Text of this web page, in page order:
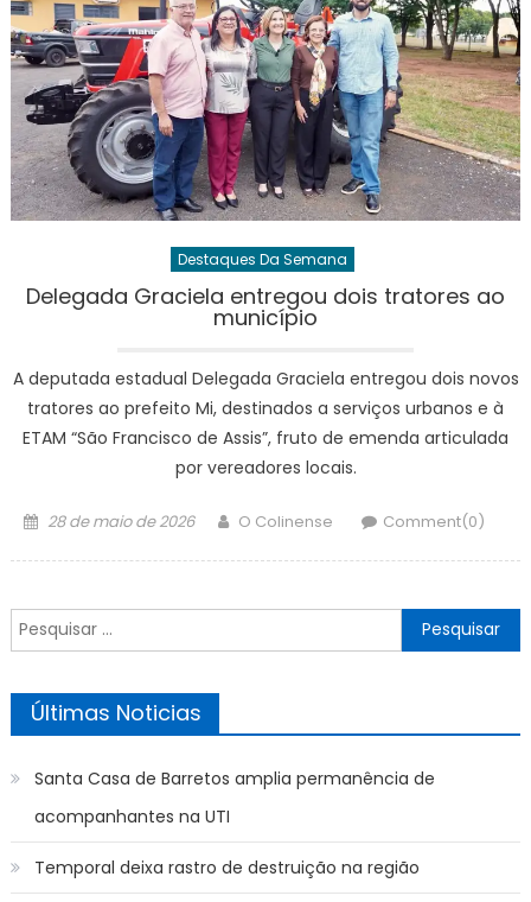
Destaques Da Semana
Delegada Graciela entregou dois tratores ao
município
A deputada estadual Delegada Graciela entregou dois novos
tratores ao prefeito Mi, destinados a serviços urbanos e à
ETAM “São Francisco de Assis”, fruto de emenda articulada
por vereadores locais.
Posted
28 de maio de 2026 Author
O Colinense Comment(0)
Pesquisar
por:
Últimas Noticias
Santa Casa de Barretos amplia permanência de
acompanhantes na UTI
Temporal deixa rastro de destruição na região